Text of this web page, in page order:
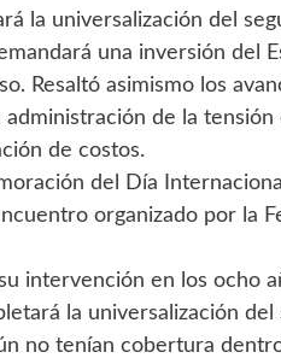
la universalización del
una inversión del
Resaltó asimismo los
administración de la
de costos.
del Día
organizado por la
intervención en los ocho
la universalización
no tenían cobertura